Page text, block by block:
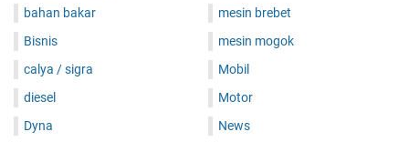
bahan bakar
Bisnis
calya / sigra
diesel
Dyna
mesin brebet
mesin mogok
Mobil
Motor
News